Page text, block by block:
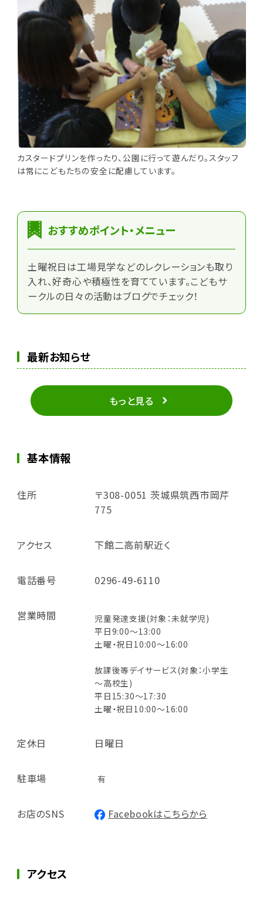
カスタードプリンを作ったり、公園に行って遊んだり。スタッフ
は常にこどもたちの安全に配慮しています。
おすすめポイント・メニュー
土曜祝日は工場見学などのレクレーションも取り
入れ、好奇心や積極性を育てています。こどもサ
ークルの日々の活動はブログでチェック！
最新お知らせ
もっと見る
基本情報
住所
〒308-0051 茨城県筑西市岡芹
775
アクセス 下館二高前駅近く
電話番号 0296-49-6110
営業時間
児童発達支援(対象：未就学児)
平日9:00～13:00
土曜・祝日10:00～16:00
放課後等デイサービス(対象：小学生
～高校生)
平日15:30～17:30
土曜・祝日10:00～16:00
定休日 日曜日
駐車場 有
お店のSNS Facebookはこちらから
アクセス